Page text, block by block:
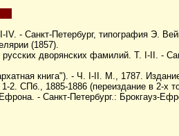
- Санкт-Петербург, типография Э.
(1857).
дворянских фамилий. Т. I-II. -
книга"). - Ч. I-II. М., 1787.
2. СПб., 1885-1886 (переиздание в 2-х
- Санкт-Петербург.: Брокгауз-